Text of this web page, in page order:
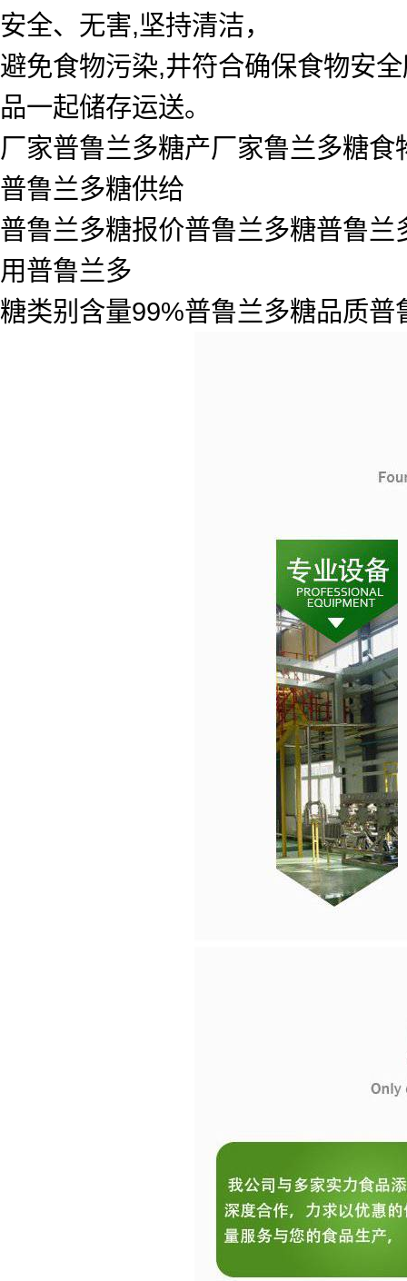
安全、无害,坚持清洁，
避免食物污染,井符合确保食物安
品一起储存运送。
厂家普鲁兰多糖产厂家鲁兰多糖
普鲁兰多糖供给
普鲁兰多糖报价普鲁兰多糖普鲁
用普鲁兰多
糖类别含量99%普鲁兰多糖品质